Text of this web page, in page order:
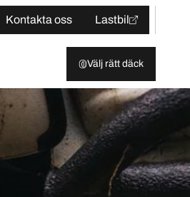
Kontakta oss
Lastbil
Välj rätt däck